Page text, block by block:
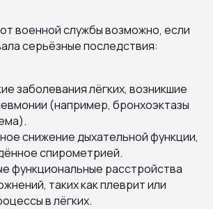
военной службы возможно, если
серьёзные последствия:
заболевания лёгких, возникшие
(например, бронхоэктазы
снижение дыхательной функции,
спирометрией.
функциональные расстройства
таких как плеврит или
в лёгких.